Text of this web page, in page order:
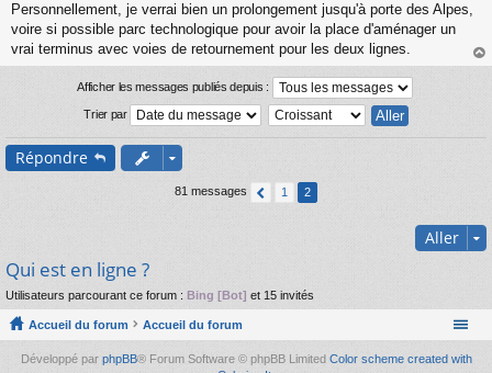
e
s
s
n
l
u
Personnellement, je verrai bien un prolongement jusqu'à porte des Alpes,
voire si possible parc technologique pour avoir la place d'aménager un
vrai terminus avec voies de retournement pour les deux lignes.
au
Afficher les messages publiés depuis :
Trier par
Répondre
81 messages 1 2
Aller
Qui est en ligne ?
Utilisateurs parcourant ce forum : Bing [Bot] et 15 invités
Accueil du forum Accueil du forum
Développé par phpBB® Forum Software © phpBB Limited Color scheme created with